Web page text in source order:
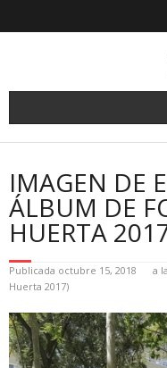
IMAGEN DE
ÁLBUM DE
HUERTA
Publicada octubre 15, 2018 a
Huerta 2017)